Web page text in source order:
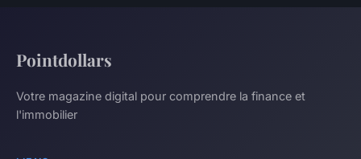
Pointdollars
Votre magazine digital pour comprendre la finance et
l'immobilier